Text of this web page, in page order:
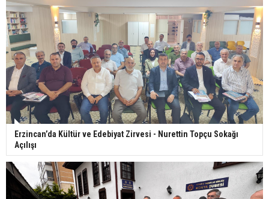
Erzincan’da Kültür ve Edebiyat Zirvesi - Nurettin Topçu Sokağı
Açılışı